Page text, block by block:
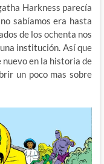
Harkness parecía
sabíamos era hasta
de los ochenta nos
institución. Así que
nuevo en la historia de
un poco mas sobre